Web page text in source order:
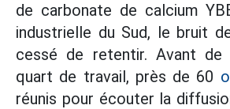
de carbonate de calcium
industrielle du Sud, le bruit
cessé de retentir. Avant de
quart de travail, près de 60
réunis pour écouter la